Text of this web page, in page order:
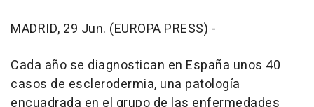
MADRID, 29 Jun. (EUROPA PRESS) -
Cada año se diagnostican en España unos 40
casos de esclerodermia, una patología
encuadrada en el grupo de las enfermedades